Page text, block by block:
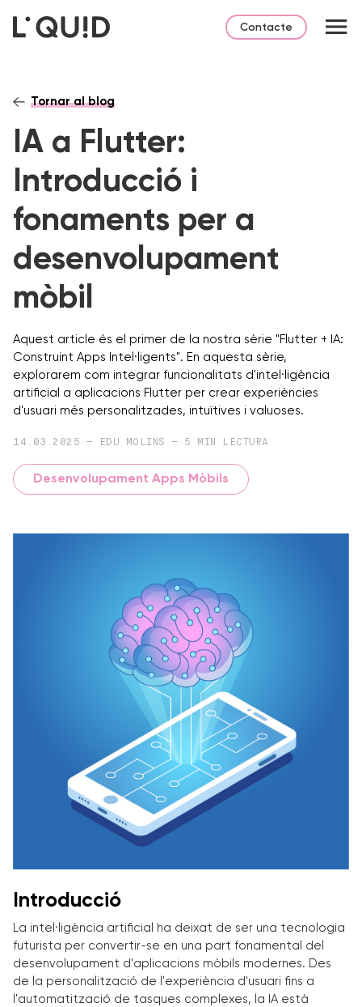
Contacte
Tornar al blog
IA a Flutter:
Introducció i
fonaments per a
desenvolupament
mòbil
Aquest article és el primer de la nostra sèrie "Flutter + IA:
Construint Apps Intel·ligents". En aquesta sèrie,
explorarem com integrar funcionalitats d'intel·ligència
artificial a aplicacions Flutter per crear experiències
d'usuari més personalitzades, intuïtives i valuoses.
14.03.2025 — EDU MOLINS — 5 MIN LECTURA
Desenvolupament Apps Mòbils
Introducció
La intel·ligència artificial ha deixat de ser una tecnologia
futurista per convertir-se en una part fonamental del
desenvolupament d'aplicacions mòbils modernes. Des
de la personalització de l'experiència d'usuari fins a
l'automatització de tasques complexes, la IA està